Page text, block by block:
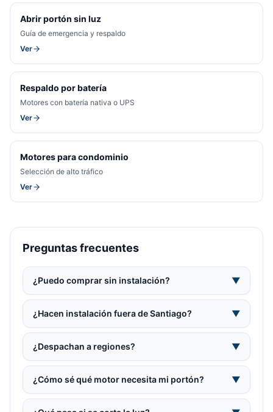
Abrir portón sin luz
Guía de emergencia y respaldo
Ver
Respaldo por batería
Motores con batería nativa o UPS
Ver
Motores para condominio
Selección de alto tráfico
Ver
Preguntas frecuentes
¿Puedo comprar sin instalación? ▼
¿Hacen instalación fuera de Santiago? ▼
¿Despachan a regiones? ▼
¿Cómo sé qué motor necesita mi portón? ▼